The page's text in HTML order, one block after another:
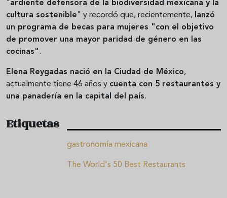
"ardiente defensora de la biodiversidad mexicana y la
cultura sostenible" y recordó que, recientemente, lanzó
un programa de becas para mujeres "con el objetivo
de promover una mayor paridad de género en las
cocinas" .
Elena Reygadas nació en la Ciudad de México,
actualmente tiene 46 años y cuenta con 5 restaurantes y
una panadería en la capital del país.
Etiquetas
gastronomía mexicana
The World's 50 Best Restaurants